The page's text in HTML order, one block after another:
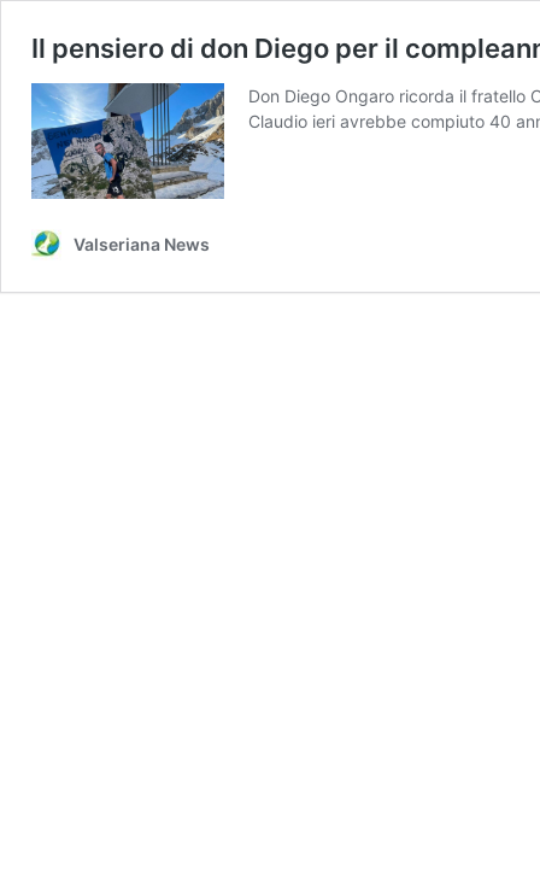
Il pensiero di don Diego per il
Don Diego Ongaro ricorda il fratello
Claudio ieri avrebbe compiuto 40
Valseriana News